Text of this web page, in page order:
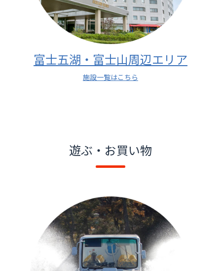
富士五湖・富士山周辺エリア
施設一覧はこちら
遊ぶ・お買い物